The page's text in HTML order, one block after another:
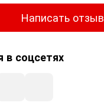
Написать отзыв
в соцсетях